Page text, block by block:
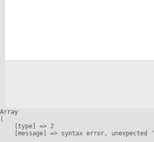
Array
(
    [type] => 2
[message] => syntax error, unexpected